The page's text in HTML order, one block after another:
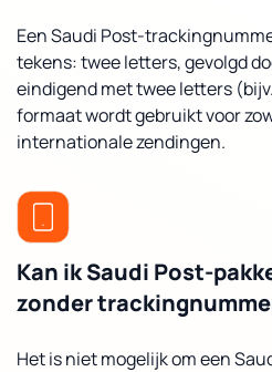
Een Saudi Post-
tekens: twee letters, gevolgd
eindigend met twee letters
formaat wordt gebruikt voor
internationale zendingen.
Kan ik Saudi Post-
zonder
Het is niet mogelijk om een